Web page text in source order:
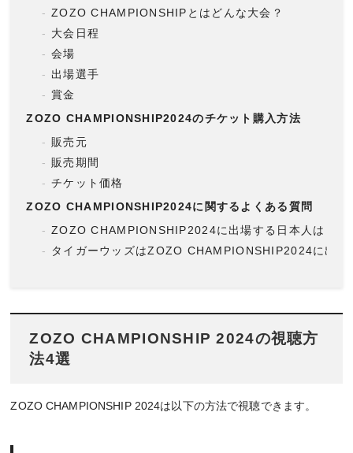
ZOZO CHAMPIONSHIPとはどんな大会？
大会日程
会場
出場選手
賞金
ZOZO CHAMPIONSHIP2024のチケット購入方法
販売元
販売期間
チケット価格
ZOZO CHAMPIONSHIP2024に関するよくある質問
ZOZO CHAMPIONSHIP2024に出場する日本人は？
タイガーウッズはZOZO CHAMPIONSHIP2024に出場
ZOZO CHAMPIONSHIP 2024の視聴方
法4選
ZOZO CHAMPIONSHIP 2024は以下の方法で視聴できます。